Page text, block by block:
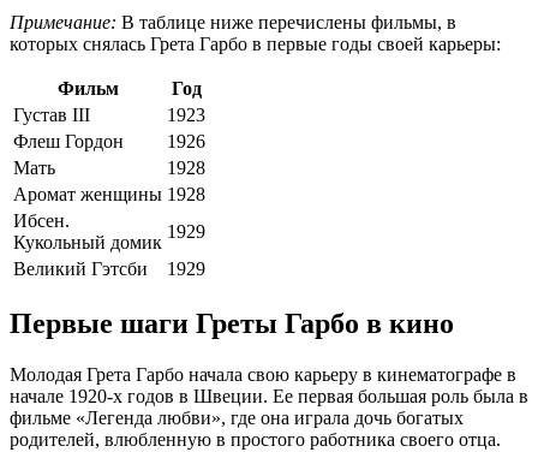
Примечание: В таблице ниже перечислены фильмы, в
которых снялась Грета Гарбо в первые годы своей карьеры:
Фильм
Год
Густав III
1923
Флеш Гордон
1926
Мать
1928
Аромат женщины 1928
Ибсен.
Кукольный домик
1929
Великий Гэтсби
1929
Первые шаги Греты Гарбо в кино
Молодая Грета Гарбо начала свою карьеру в кинематографе в
начале 1920-х годов в Швеции. Ее первая большая роль была в
фильме «Легенда любви», где она играла дочь богатых
родителей, влюбленную в простого работника своего отца.